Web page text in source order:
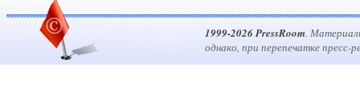
1999-2026 PressRoom.
однако, при перепечатке пресс-